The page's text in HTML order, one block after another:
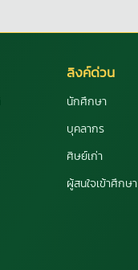
ลิงค์ด่วน
นักศึกษา
บุคลากร
ศิษย์เก่า
ผู้สนใจเข้าศึกษา